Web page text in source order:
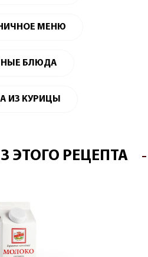
МЕНЮ
БЛЮДА
ИЗ КУРИЦЫ
ЭТОГО РЕЦЕПТА